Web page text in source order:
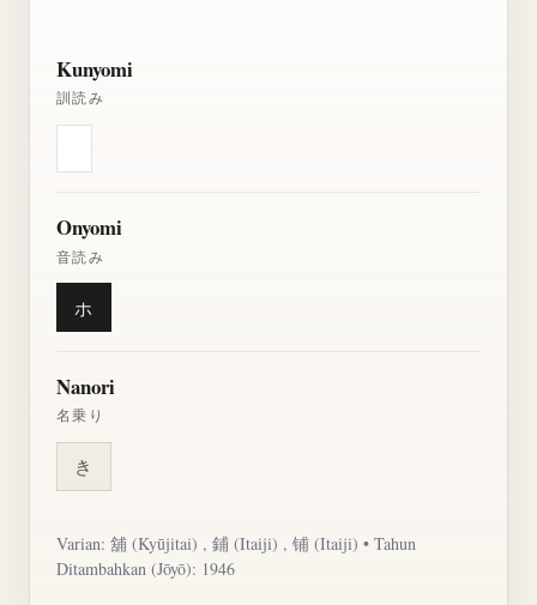
Kunyomi
訓読み
Onyomi
音読み
ホ
Nanori
名乗り
き
Varian: 舖(Kyūjitai) , 鋪(Itaiji) , 铺 (Itaiji) • Tahun
Ditambahkan (Jōyō): 1946